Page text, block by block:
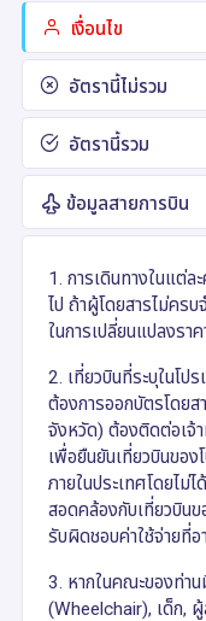
เงื่อนไข
อัตรานี้ไม่รวม
อัตรานี้รวม
ข้อมูลสายการบิน
1. การเดินทางในแต่ล
ไป ถ้าผู้โดยสารไม่คร
ในการเปลี่ยนแปลงรา
2. เที่ยวบินที่ระบุในโป
ต้องการออกบัตรโดยส
จังหวัด) ต้องติดต่อเจ้
เพื่อยืนยันเที่ยวบินขอ
ภายในประเทศโดยไม่
สอดคล้องกับเที่ยวบิน
รับผิดชอบค่าใช้จ่ายที่อ
3. หากในคณะของท่า
(Wheelchair), เด็ก, ผู้